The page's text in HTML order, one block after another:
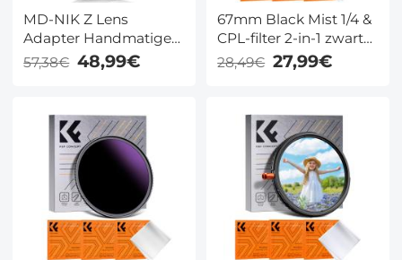
MD-NIK Z Lens
Adapter Handmatige
Focus Compatibele
Minolta MD Lenzen
Lichaam
57,38€ 48,99€
67mm Black Mist 1/4 &
CPL-filter 2-in-1 zwart
diffusie circulair
polariserend effectfilter
coatings Nano-Klear-
28,49€ 27,99€